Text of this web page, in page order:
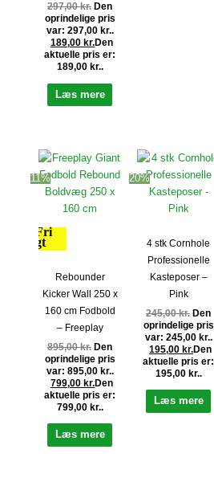
297,00kr. Den
oprindelige pris
var: 297,00 kr..
189,00 kr.Den
aktuelle pris er:
189,00 kr..
Læs mere
11%
Fri
fragt
Rebounder
Kicker Wall 250 x
160 cm Fodbold
– Freeplay
895,00kr. Den
oprindelige pris
var: 895,00 kr..
799,00 kr.Den
aktuelle pris er:
799,00 kr..
Læs mere
20%
4 stk Cornhole
Professionelle
Kasteposer –
Pink
245,00kr. Den
oprindelige pris
var: 245,00 kr..
195,00 kr.Den
aktuelle pris er:
195,00 kr..
Læs mere